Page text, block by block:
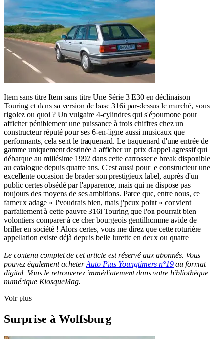
Item sans titre Item sans titre Une Série 3 E30 en déclinaison
Touring et dans sa version de base 316i par-dessus le marché, vous
rigolez ou quoi ? Un vulgaire 4-cylindres qui s'époumone pour
afficher péniblement une puissance à trois chiffres chez un
constructeur réputé pour ses 6-en-ligne aussi musicaux que
performants, cela sent le traquenard. Le traquenard d'une entrée de
gamme uniquement destinée à afficher un prix d'appel agressif qui
débarque au millésime 1992 dans cette carrosserie break disponible
au catalogue depuis quatre ans. C'est aussi pour le constructeur une
excellente occasion de brader son prestigieux label, auprès d'un
public certes obsédé par l'apparence, mais qui ne dispose pas
toujours des moyens de ses ambitions. Parce que, entre nous, ce
fameux adage « J'voudrais bien, mais j'peux point » convient
parfaitement à cette pauvre 316i Touring que l'on pourrait bien
volontiers comparer à ce cher bourgeois gentilhomme avide de
briller en société ! Alors certes, vous me direz que cette roturière
appellation existe déjà depuis belle lurette en deux ou quatre
Le contenu complet de cet article est réservé aux abonnés. Vous
pouvez également acheterAuto Plus Youngtimers n°19 au format
digital. Vous le retrouverez immédiatement dans votre bibliothèque
numérique KiosqueMag.
Voir plus
Surprise à Wolfsburg